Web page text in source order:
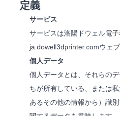
定義
サービス
サービスは洛陽ドウェル電
ja.dowell3dprinter.comウェ
個人データ
個人データとは、それらの
ちが所有している、または
あるその他の情報から）識